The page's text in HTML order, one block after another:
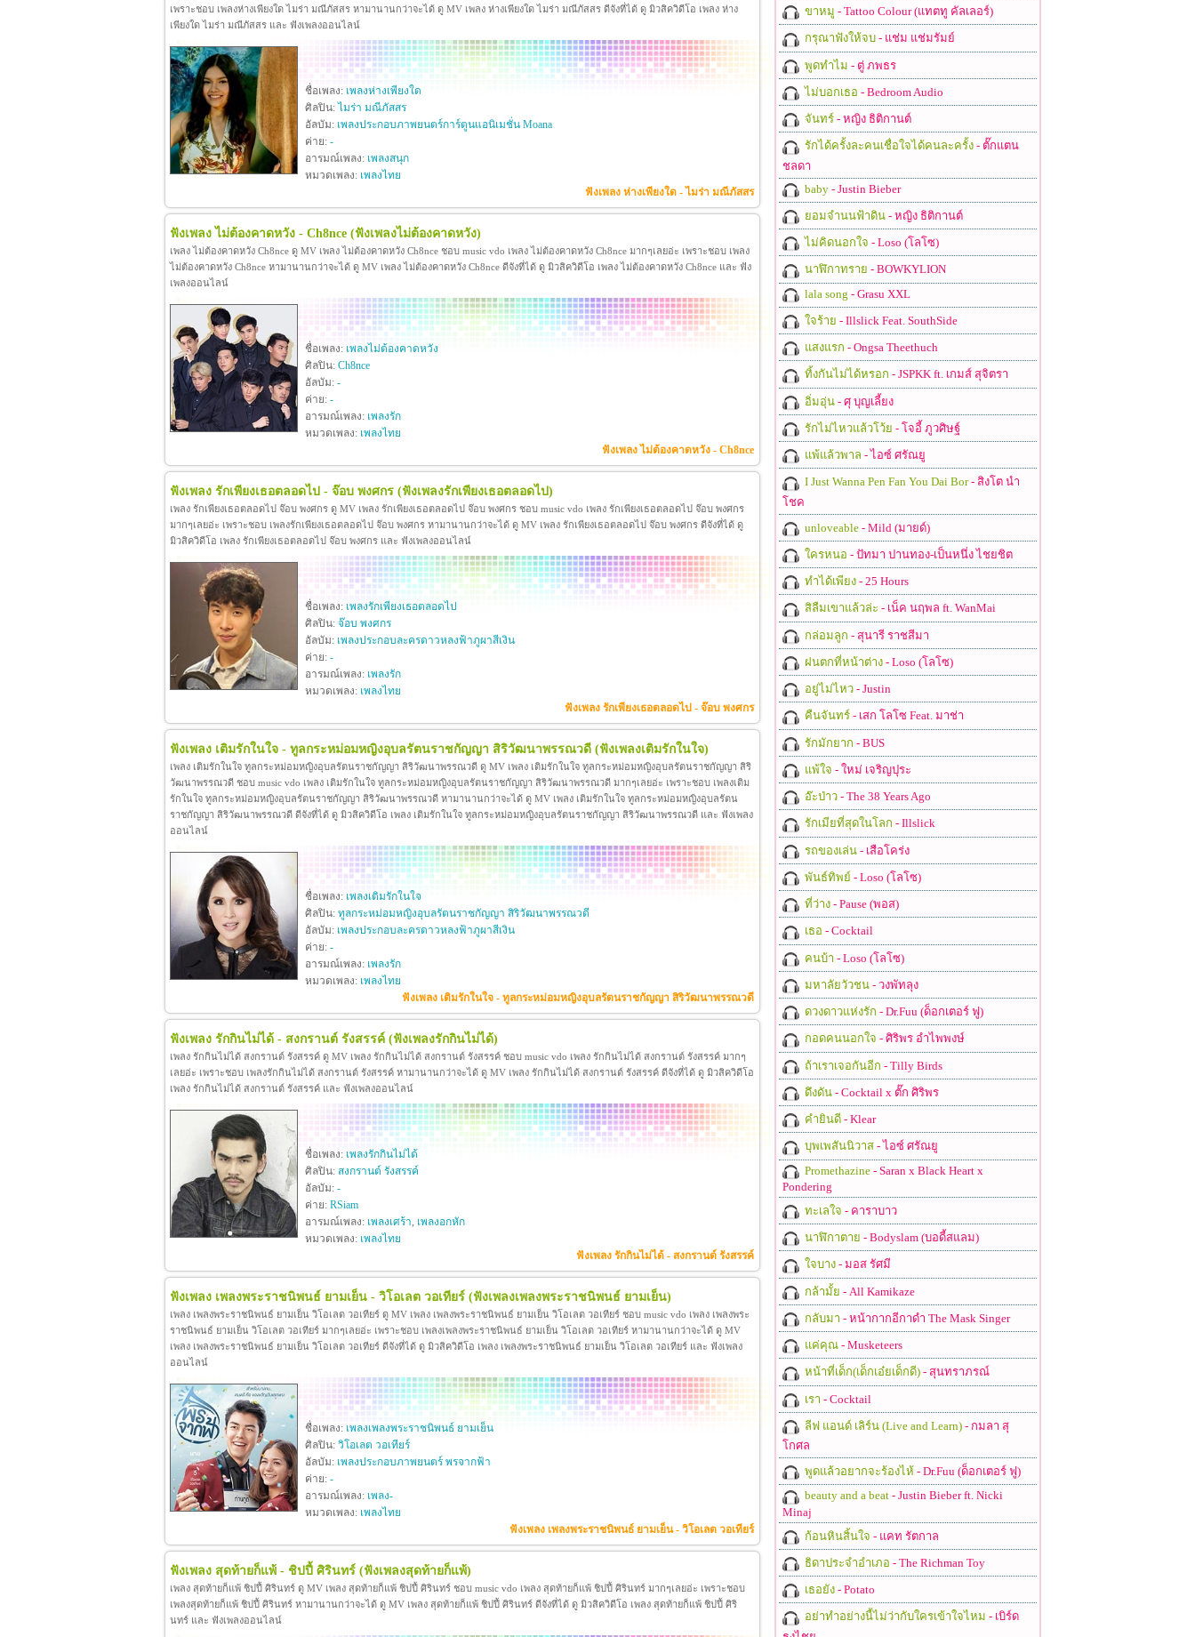
เพราะชอบ เพลงห่างเพียงใด ไมร่า มณีภัสสร หามานานกว่าจะได้ ดู MV เพลง ห่างเพียงใด ไมร่า มณีภัสสร ดีจังที่ได้ ดู มิวสิควิดีโอ เพลง ห่าง
เพียงใด ไมร่า มณีภัสสร และ ฟังเพลงออนไลน์
ชื่อเพลง: เพลงห่างเพียงใด
ศิลปิน: ไมร่า มณีภัสสร
อัลบัม: เพลงประกอบภาพยนตร์การ์ตูนแอนิเมชั่น Moana
ค่าย: -
อารมณ์เพลง: เพลงสนุก
หมวดเพลง: เพลงไทย
ฟังเพลง ห่างเพียงใด - ไมร่า มณีภัสสร
ฟังเพลง ไม่ต้องคาดหวัง - Ch8nce (ฟังเพลงไม่ต้องคาดหวัง)
เพลง ไม่ต้องคาดหวัง Ch8nce ดู MV เพลง ไม่ต้องคาดหวัง Ch8nce ชอบ music vdo เพลง ไม่ต้องคาดหวัง Ch8nce มากๆเลยอ่ะ เพราะชอบ เพลง
ไม่ต้องคาดหวัง Ch8nce หามานานกว่าจะได้ ดู MV เพลง ไม่ต้องคาดหวัง Ch8nce ดีจังที่ได้ ดู มิวสิควิดีโอ เพลง ไม่ต้องคาดหวัง Ch8nce และ ฟัง
เพลงออนไลน์
ชื่อเพลง: เพลงไม่ต้องคาดหวัง
ศิลปิน: Ch8nce
อัลบัม: -
ค่าย: -
อารมณ์เพลง: เพลงรัก
หมวดเพลง: เพลงไทย
ฟังเพลง ไม่ต้องคาดหวัง - Ch8nce
ฟังเพลง รักเพียงเธอตลอดไป - จ๊อบ พงศกร (ฟังเพลงรักเพียงเธอตลอดไป)
เพลง รักเพียงเธอตลอดไป จ๊อบ พงศกร ดู MV เพลง รักเพียงเธอตลอดไป จ๊อบ พงศกร ชอบ music vdo เพลง รักเพียงเธอตลอดไป จ๊อบ พงศกร
มากๆเลยอ่ะ เพราะชอบ เพลงรักเพียงเธอตลอดไป จ๊อบ พงศกร หามานานกว่าจะได้ ดู MV เพลง รักเพียงเธอตลอดไป จ๊อบ พงศกร ดีจังที่ได้ ดู
มิวสิควิดีโอ เพลง รักเพียงเธอตลอดไป จ๊อบ พงศกร และ ฟังเพลงออนไลน์
ชื่อเพลง: เพลงรักเพียงเธอตลอดไป
ศิลปิน: จ๊อบ พงศกร
อัลบัม: เพลงประกอบละครดาวหลงฟ้าภูผาสีเงิน
ค่าย: -
อารมณ์เพลง: เพลงรัก
หมวดเพลง: เพลงไทย
ฟังเพลง รักเพียงเธอตลอดไป - จ๊อบ พงศกร
ฟังเพลง เติมรักในใจ - ทูลกระหม่อมหญิงอุบลรัตนราชกัญญา สิริวัฒนาพรรณวดี (ฟังเพลงเติมรักในใจ)
เพลง เติมรักในใจ ทูลกระหม่อมหญิงอุบลรัตนราชกัญญา สิริวัฒนาพรรณวดี ดู MV เพลง เติมรักในใจ ทูลกระหม่อมหญิงอุบลรัตนราชกัญญา สิริ
วัฒนาพรรณวดี ชอบ music vdo เพลง เติมรักในใจ ทูลกระหม่อมหญิงอุบลรัตนราชกัญญา สิริวัฒนาพรรณวดี มากๆเลยอ่ะ เพราะชอบ เพลงเติม
รักในใจ ทูลกระหม่อมหญิงอุบลรัตนราชกัญญา สิริวัฒนาพรรณวดี หามานานกว่าจะได้ ดู MV เพลง เติมรักในใจ ทูลกระหม่อมหญิงอุบลรัตน
ราชกัญญา สิริวัฒนาพรรณวดี ดีจังที่ได้ ดู มิวสิควิดีโอ เพลง เติมรักในใจ ทูลกระหม่อมหญิงอุบลรัตนราชกัญญา สิริวัฒนาพรรณวดี และ ฟังเพลง
ออนไลน์
ชื่อเพลง: เพลงเติมรักในใจ
ศิลปิน: ทูลกระหม่อมหญิงอุบลรัตนราชกัญญา สิริวัฒนาพรรณวดี
อัลบัม: เพลงประกอบละครดาวหลงฟ้าภูผาสีเงิน
ค่าย: -
อารมณ์เพลง: เพลงรัก
หมวดเพลง: เพลงไทย
ฟังเพลง เติมรักในใจ - ทูลกระหม่อมหญิงอุบลรัตนราชกัญญา สิริวัฒนาพรรณวดี
ฟังเพลง รักกินไม่ได้ - สงกรานต์ รังสรรค์ (ฟังเพลงรักกินไม่ได้)
เพลง รักกินไม่ได้ สงกรานต์ รังสรรค์ ดู MV เพลง รักกินไม่ได้ สงกรานต์ รังสรรค์ ชอบ music vdo เพลง รักกินไม่ได้ สงกรานต์ รังสรรค์ มากๆ
เลยอ่ะ เพราะชอบ เพลงรักกินไม่ได้ สงกรานต์ รังสรรค์ หามานานกว่าจะได้ ดู MV เพลง รักกินไม่ได้ สงกรานต์ รังสรรค์ ดีจังที่ได้ ดู มิวสิควิดีโอ
เพลง รักกินไม่ได้ สงกรานต์ รังสรรค์ และ ฟังเพลงออนไลน์
ชื่อเพลง: เพลงรักกินไม่ได้
ศิลปิน: สงกรานต์ รังสรรค์
อัลบัม: -
ค่าย: RSiam
อารมณ์เพลง: เพลงเศร้า, เพลงอกหัก
หมวดเพลง: เพลงไทย
ฟังเพลง รักกินไม่ได้ - สงกรานต์ รังสรรค์
ฟังเพลง เพลงพระราชนิพนธ์ ยามเย็น - วิโอเลต วอเทียร์ (ฟังเพลงเพลงพระราชนิพนธ์ ยามเย็น)
เพลง เพลงพระราชนิพนธ์ ยามเย็น วิโอเลต วอเทียร์ ดู MV เพลง เพลงพระราชนิพนธ์ ยามเย็น วิโอเลต วอเทียร์ ชอบ music vdo เพลง เพลงพระ
ราชนิพนธ์ ยามเย็น วิโอเลต วอเทียร์ มากๆเลยอ่ะ เพราะชอบ เพลงเพลงพระราชนิพนธ์ ยามเย็น วิโอเลต วอเทียร์ หามานานกว่าจะได้ ดู MV
เพลง เพลงพระราชนิพนธ์ ยามเย็น วิโอเลต วอเทียร์ ดีจังที่ได้ ดู มิวสิควิดีโอ เพลง เพลงพระราชนิพนธ์ ยามเย็น วิโอเลต วอเทียร์ และ ฟังเพลง
ออนไลน์
ชื่อเพลง: เพลงเพลงพระราชนิพนธ์ ยามเย็น
ศิลปิน: วิโอเลต วอเทียร์
อัลบัม: เพลงประกอบภาพยนตร์ พรจากฟ้า
ค่าย: -
อารมณ์เพลง: เพลง-
หมวดเพลง: เพลงไทย
ฟังเพลง เพลงพระราชนิพนธ์ ยามเย็น - วิโอเลต วอเทียร์
ฟังเพลง สุดท้ายก็แพ้ - ชิปปี้ ศิรินทร์ (ฟังเพลงสุดท้ายก็แพ้)
เพลง สุดท้ายก็แพ้ ชิปปี้ ศิรินทร์ ดู MV เพลง สุดท้ายก็แพ้ ชิปปี้ ศิรินทร์ ชอบ music vdo เพลง สุดท้ายก็แพ้ ชิปปี้ ศิรินทร์ มากๆเลยอ่ะ เพราะชอบ
เพลงสุดท้ายก็แพ้ ชิปปี้ ศิรินทร์ หามานานกว่าจะได้ ดู MV เพลง สุดท้ายก็แพ้ ชิปปี้ ศิรินทร์ ดีจังที่ได้ ดู มิวสิควิดีโอ เพลง สุดท้ายก็แพ้ ชิปปี้ ศิริ
นทร์ และ ฟังเพลงออนไลน์
ขาหมู - Tattoo Colour (แทตทู คัลเลอร์)
กรุณาฟังให้จบ- แช่ม แช่มรัมย์
พูดทำไม - ตู่ ภพธร
ไม่บอกเธอ - Bedroom Audio
จันทร์- หญิง ธิติกานต์
รักได้ครั้งละคนเชื่อใจได้คนละครั้ง- ตั๊กแตน
ชลดา
baby- Justin Bieber
ยอมจำนนฟ้าดิน- หญิง ธิติกานต์
ไม่คิดนอกใจ - Loso (โลโซ)
นาฬิกาทราย - BOWKYLION
lala song - Grasu XXL
ใจร้าย - Illslick Feat. SouthSide
แสงแรก - Ongsa Theethuch
ทิ้งกันไม่ได้หรอก - JSPKK ft. เกมส์ สุจิตรา
อิ่มอุ่น- ศุ บุญเลี้ยง
รักไม่ไหวแล้วโว้ย - โจอี้ ภูวศิษฐ์
แพ้แล้วพาล - ไอซ์ ศรัณยู
I Just Wanna Pen Fan You Dai Bor- สิงโต นำ
โชค
unloveable- Mild (มายด์)
ใครหนอ - ปัทมา ปานทอง-เป็นหนึ่ง ไชยชิต
ทำได้เพียง- 25 Hours
สิลืมเขาแล้วล่ะ - เน็ค นฤพล ft. WanMai
กล่อมลูก - สุนารี ราชสีมา
ฝนตกที่หน้าต่าง- Loso (โลโซ)
อยู่ไม่ไหว- Justin
คืนจันทร์- เสก โลโซ Feat. มาช่า
รักมักยาก - BUS
แพ้ใจ - ใหม่ เจริญปุระ
อ๊ะป่าว- The 38 Years Ago
รักเมียที่สุดในโลก - Illslick
รถของเล่น- เสือโคร่ง
พันธ์ทิพย์ - Loso (โลโซ)
ที่ว่าง- Pause (พอส)
เธอ - Cocktail
คนบ้า - Loso (โลโซ)
มหาลัยวัวชน- วงพัทลุง
ดวงดาวแห่งรัก - Dr.Fuu (ด็อกเตอร์ ฟู)
กอดคนนอกใจ - ศิริพร อำไพพงษ์
ถ้าเราเจอกันอีก - Tilly Birds
ดึงดัน- Cocktail x ตั๊ก ศิริพร
คำยินดี- Klear
บุพเพสันนิวาส- ไอซ์ ศรัณยู
Promethazine- Saran x Black Heart x
Pondering
ทะเลใจ - คาราบาว
นาฬิกาตาย - Bodyslam (บอดี้สแลม)
ใจบาง- มอส รัศมี
กล้ามั้ย - All Kamikaze
กลับมา - หน้ากากอีกาดำ The Mask Singer
แค่คุณ- Musketeers
หน้าที่เด็ก(เด็กเอ๋ยเด็กดี)- สุนทราภรณ์
เรา - Cocktail
ลีฟ แอนด์ เลิร์น (Live and Learn)- กมลา สุ
โกศล
พูดแล้วอยากจะร้องไห้ - Dr.Fuu (ด็อกเตอร์ ฟู)
beauty and a beat- Justin Bieber ft. Nicki
Minaj
ก้อนหินสิ้นใจ - แคท รัตกาล
ธิดาประจําอําเภอ - The Richman Toy
เธอยัง- Potato
อย่าทำอย่างนี้ไม่ว่ากับใครเข้าใจไหม - เบิร์ด